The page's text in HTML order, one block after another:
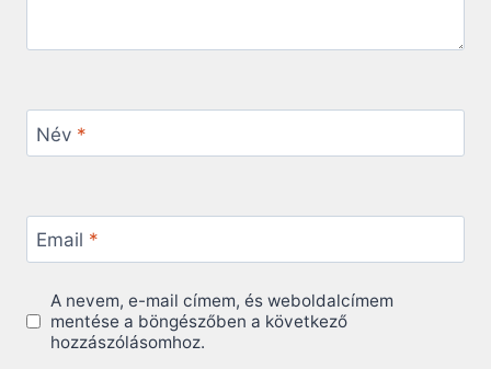
Név *
Email *
A nevem, e-mail címem, és weboldalcímem
mentése a böngészőben a következő
hozzászólásomhoz.